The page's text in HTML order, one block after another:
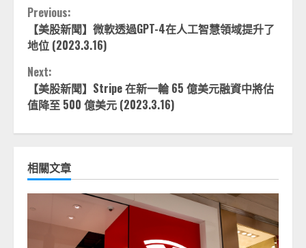
Continue
Reading
Previous:
【美股新聞】微軟透過GPT-4在人工智慧領域提升了
地位 (2023.3.16)
Next:
【美股新聞】Stripe 在新一輪 65 億美元融資中將估
值降至 500 億美元 (2023.3.16)
相關文章